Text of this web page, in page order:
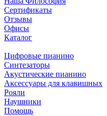
Сертификаты
Отзывы
Офисы
Каталог
Цифровые пианино
Синтезаторы
Акустические пианино
Аксессуары для клавишных
Рояли
Наушники
Помощь